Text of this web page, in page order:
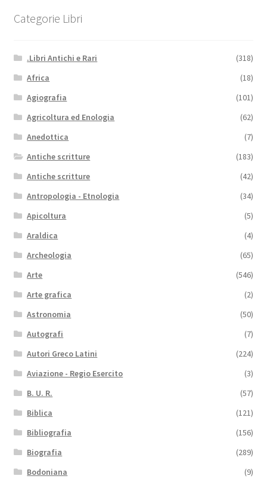
Categorie Libri
.Libri Antichi e Rari
(318)
Africa
(18)
Agiografia
(101)
Agricoltura ed Enologia
(62)
Anedottica
(7)
Antiche scritture
(183)
Antiche scritture
(42)
Antropologia - Etnologia
(34)
Apicoltura
(5)
Araldica
(4)
Archeologia
(65)
Arte
(546)
Arte grafica
(2)
Astronomia
(50)
Autografi
(7)
Autori Greco Latini
(224)
Aviazione - Regio Esercito
(3)
B. U. R.
(57)
Biblica
(121)
Bibliografia
(156)
Biografia
(289)
Bodoniana
(9)